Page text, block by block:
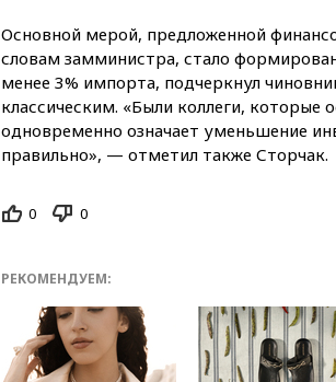
Основной мерой, предложенной
словам замминистра, стало
менее 3% импорта, подчеркнул
классическим. «Были коллеги, которые
одновременно означает уменьшение
правильно», — отметил также Сторчак.
0 0
РЕКОМЕНДУЕМ: